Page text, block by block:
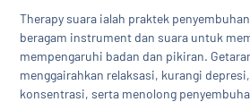
Therapy suara ialah praktek
beragam instrument dan suara untuk
mempengaruhi badan dan pikiran.
menggairahkan relaksasi, kurangi
konsentrasi, serta menolong